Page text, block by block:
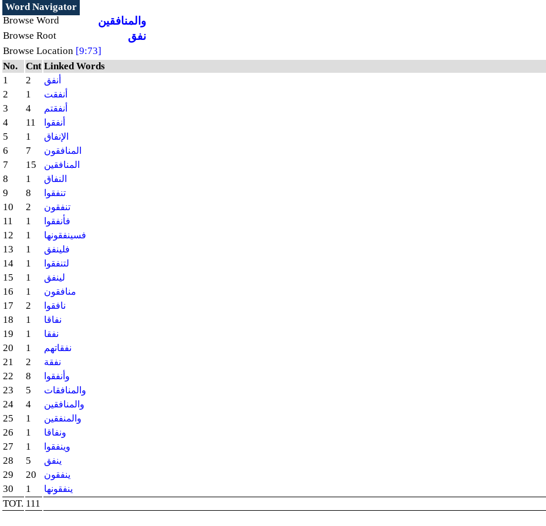
Word Navigator
Browse Word
والمنافقين
Browse Root نفق
Browse Location [9:73]
No.
Cnt Linked Words
1
2 أنفق
2 1 أنفقت
3 4 أنفقتم
4 11 أنفقوا
5 1 الإنفاق
6 7 المنافقون
7 15 المنافقين
8 1 النفاق
9 8 تنفقوا
10 2 تنفقون
11 1 فأنفقوا
12 1 فسينفقونها
13 1 فلينفق
14 1 لتنفقوا
15 1 لينفق
16 1 منافقون
17 2 نافقوا
18 1 نفاقا
19 1 نفقا
20 1 نفقاتهم
21 2 نفقة
22 8 وأنفقوا
23 5 والمنافقات
24 4 والمنافقين
25 1 والمنفقين
26 1 ونفاقا
27 1 وينفقوا
28 5 ينفق
29 20 ينفقون
30 1 ينفقونها
TOT. 111